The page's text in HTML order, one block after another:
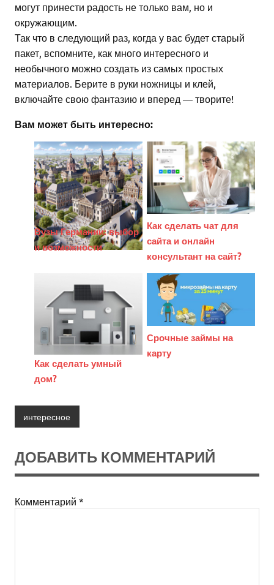
могут принести радость не только вам, но и
окружающим.
Так что в следующий раз, когда у вас будет старый
пакет, вспомните, как много интересного и
необычного можно создать из самых простых
материалов. Берите в руки ножницы и клей,
включайте свою фантазию и вперед — творите!
Вам может быть интересно:
Вузы Германии: выбор
и возможности
Как сделать чат для
сайта и онлайн
консультант на сайт?
Как сделать умный
дом?
Срочные займы на
карту
интересное
ДОБАВИТЬ КОММЕНТАРИЙ
Комментарий *